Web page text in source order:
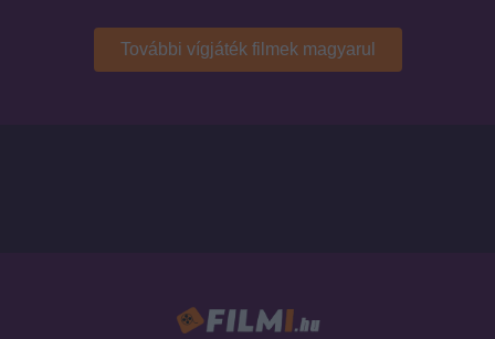
További vígjáték filmek magyarul